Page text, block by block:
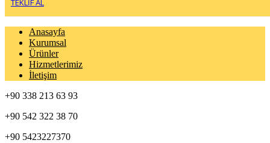
TEKLİF AL
Anasayfa
Kurumsal
Ürünler
Hizmetlerimiz
İletişim
+90 338 213 63 93
+90 542 322 38 70
+90 5423227370